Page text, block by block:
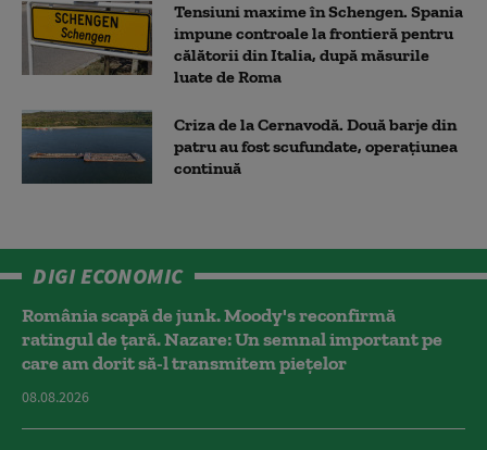
Tensiuni maxime în Schengen. Spania
impune controale la frontieră pentru
călătorii din Italia, după măsurile
luate de Roma
Criza de la Cernavodă. Două barje din
patru au fost scufundate, operațiunea
continuă
DIGI ECONOMIC
România scapă de junk. Moody's reconfirmă
ratingul de țară. Nazare: Un semnal important pe
care am dorit să-l transmitem piețelor
08.08.2026